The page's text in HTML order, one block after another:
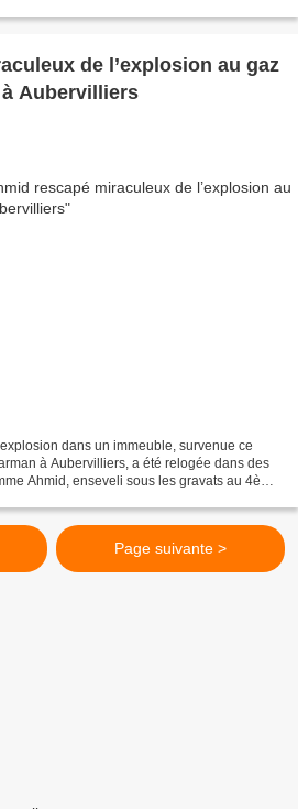
de l’explosion au gaz
Aubervilliers
dans un immeuble, survenue ce
à Aubervilliers, a été relogée dans des
Ahmid, enseveli sous les gravats au 4ème
Page suivante >